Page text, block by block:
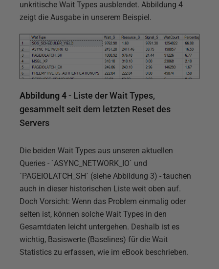
unkritische Wait Types ausblendet. Abbildung 4
zeigt die Ausgabe in unserem Beispiel.
Abbildung 4- Liste der Wait Types,
gesammelt seit dem letzten Reset des
Servers
Die beiden Wait Types aus unseren aktuellen
Queries - `ASYNC_NETWORK_IO` und
`PAGEIOLATCH_SH` (siehe Abbildung 3) - tauchen
auch in dieser historischen Liste weit oben auf.
Doch Vorsicht: Wenn das Problem einmalig oder
selten ist, können solche Wait Types in den
Gesamtdaten leicht untergehen. Deshalb ist es
wichtig, Basiswerte (Baselines) für die Wait
Statistics zu erfassen, wie im eBook beschrieben.